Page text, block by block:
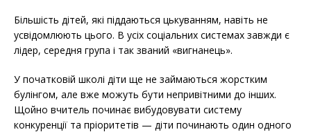
Більшість дітей, які піддаються цькуванням, навіть не
усвідомлюють цього. В усіх соціальних системах завжди є
лідер, середня група і так званий «вигнанець».
У початковій школі діти ще не займаються жорстким
булінгом, але вже можуть бути непривітними до інших.
Щойно вчитель починає вибудовувати систему
конкуренції та пріоритетів — діти починають один одного